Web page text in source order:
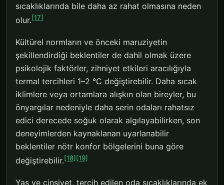
sıcaklıklarında bile daha az rahat olmasına neden
olur.[17]
Kültürel normların ve önceki maruziyetin
şekillendirdiği beklentiler de dahil olmak üzere
psikolojik faktörler, zihniyet etkileri aracılığıyla
termal tercihleri 1–2 °C değiştirebilir. Daha sıcak
iklimlere veya ortamlara alışkın olan bireyler, bu
önyargılar nedeniyle daha serin odaları rahatsız
edici derecede soğuk olarak algılayabilirken, son
deneyimlerden kaynaklanan uyarlanabilir
beklentiler nötr konfor bölgelerini buna göre
değiştirebilir.[18] [19]
Yaş ve cinsiyet, tercih edilen oda sıcaklıklarında ek